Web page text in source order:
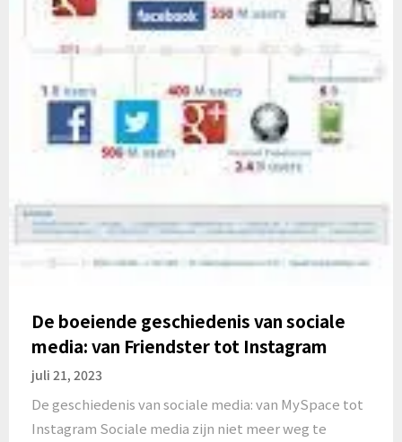
De boeiende geschiedenis van sociale
media: van Friendster tot Instagram
juli 21, 2023
De geschiedenis van sociale media: van MySpace tot
Instagram Sociale media zijn niet meer weg te